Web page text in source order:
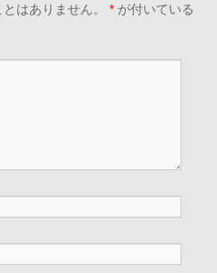
はありません。 * が付いている